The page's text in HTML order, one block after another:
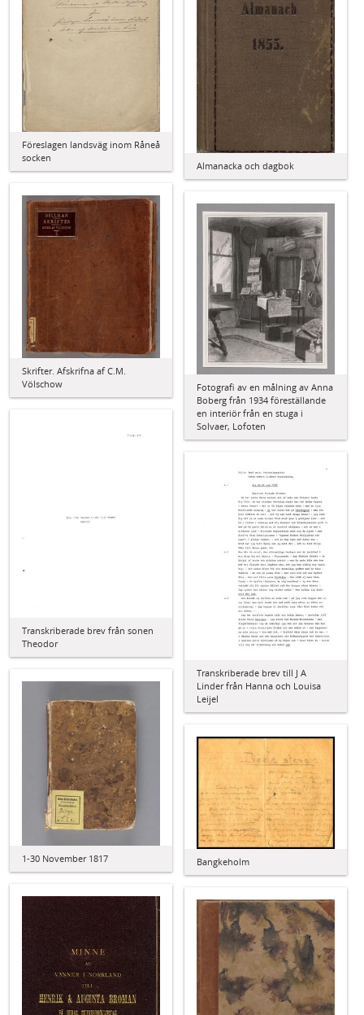
Almanacka och dagbok
Föreslagen landsväg inom Råneå
socken
Skrifter. Afskrifna af C.M.
Völschow
Fotografi av en målning av Anna
Boberg från 1934 föreställande
en interiör från en stuga i
Solvaer, Lofoten
Transkriberade brev från sonen
Theodor
Transkriberade brev till J A
Linder från Hanna och Louisa
Leijel
1-30 November 1817 Bangkeholm